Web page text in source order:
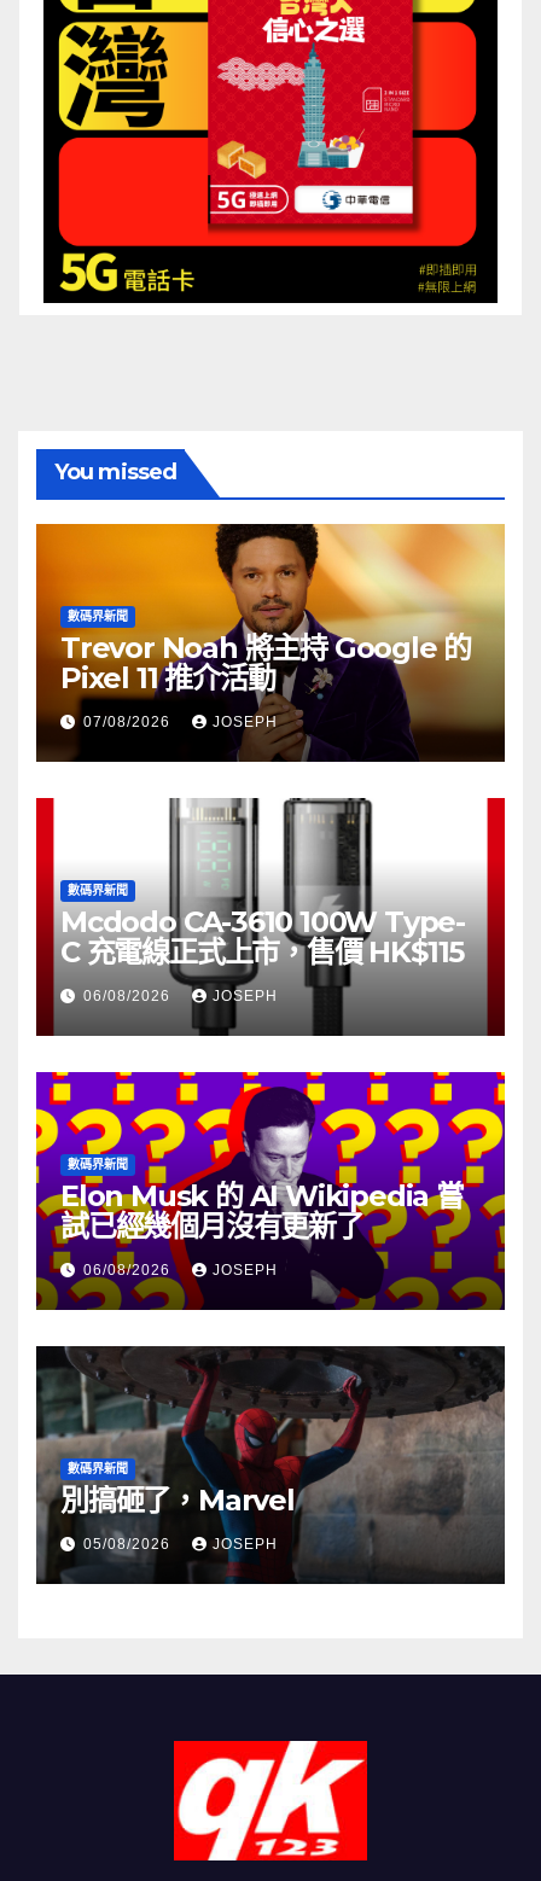
You missed
數碼界新聞
Trevor Noah 將主持 Google 的
Pixel 11 推介活動
07/08/2026 JOSEPH
數碼界新聞
Mcdodo CA-3610 100W Type-
C 充電線正式上市，售價 HK$115
06/08/2026 JOSEPH
數碼界新聞
Elon Musk 的 AI Wikipedia 嘗
試已經幾個月沒有更新了
06/08/2026 JOSEPH
數碼界新聞
別搞砸了，Marvel
05/08/2026 JOSEPH